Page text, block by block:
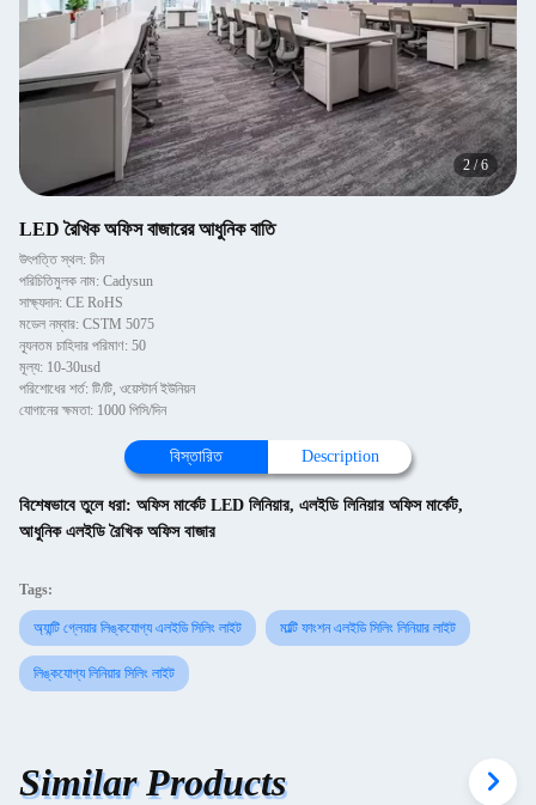
2 /6
LED রৈখিক অফিস বাজারের আধুনিক বাতি
উৎপত্তি স্থল: চীন
পরিচিতিমুলক নাম: Cadysun
সাক্ষ্যদান: CE RoHS
মডেল নম্বার: CSTM 5075
ন্যূনতম চাহিদার পরিমাণ: 50
মূল্য: 10-30usd
পরিশোধের শর্ত: টি/টি, ওয়েস্টার্ন ইউনিয়ন
যোগানের ক্ষমতা: 1000 পিসি/দিন
বিস্তারিত Description
বিশেষভাবে তুলে ধরা: অফিস মার্কেট LED লিনিয়ার, এলইডি লিনিয়ার অফিস মার্কেট,
আধুনিক এলইডি রৈখিক অফিস বাজার
Tags:
অ্যান্টি গ্লেয়ার লিঙ্কযোগ্য এলইডি সিলিং লাইট মাল্টি ফাংশন এলইডি সিলিং লিনিয়ার লাইট
লিঙ্কযোগ্য লিনিয়ার সিলিং লাইট
Similar Products